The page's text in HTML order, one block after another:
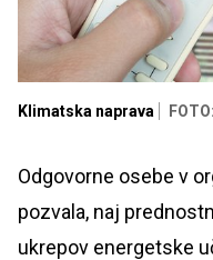
Klimatska naprava
Odgovorne osebe v
pozvala, naj
ukrepov energetske